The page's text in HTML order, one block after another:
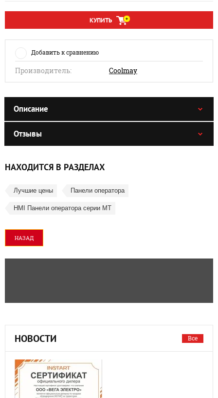
КУПИТЬ
Добавить к сравнению
Производитель: Coolmay
Описание
Отзывы
НАХОДИТСЯ В РАЗДЕЛАХ
Лучшие цены Панели оператора
HMI Панели оператора серии MT
НАЗАД
НОВОСТИ Все